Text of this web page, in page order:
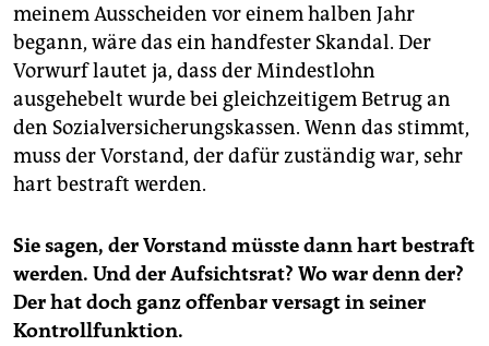
meinem Ausscheiden vor einem halben Jahr
begann, wäre das ein handfester Skandal. Der
Vorwurf lautet ja, dass der Mindestlohn
ausgehebelt wurde bei gleichzeitigem Betrug an
den Sozialversicherungskassen. Wenn das stimmt,
muss der Vorstand, der dafür zuständig war, sehr
hart bestraft werden.
Sie sagen, der Vorstand müsste dann hart bestraft
werden. Und der Aufsichtsrat? Wo war denn der?
Der hat doch ganz offenbar versagt in seiner
Kontrollfunktion.